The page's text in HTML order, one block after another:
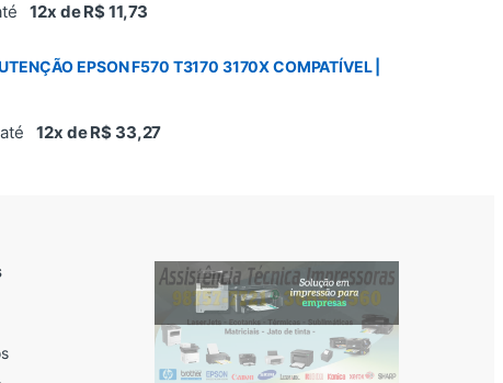
12x de R$ 11,73
EPSON F570 T3170 3170X COMPATÍVEL |
até12x de R$ 33,27